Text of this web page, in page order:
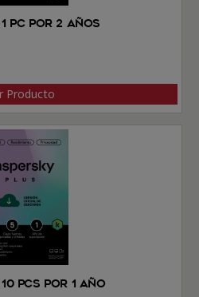
PC por 2 Años
Producto
PCs por 1 Año